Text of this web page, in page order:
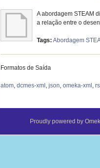
A abordagem STEAM
a relação entre o
Tags: Abordagem
Formatos de Saída
atom,dcmes-xml ,json,omeka-xml ,
Proudly powered by